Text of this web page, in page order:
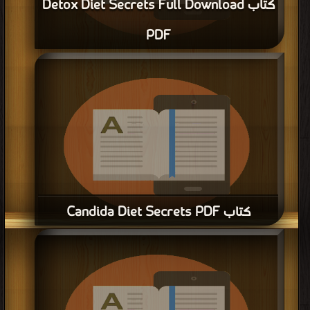
كتاب Detox Diet Secrets Full Download
PDF
قراءة و تحميل كتاب كتاب Detox Diet Secrets Full Download PDF مجانا | مكتبة
كتب في موقع| التحميل : مرة/مرات
كتاب Candida Diet Secrets PDF
قراءة و تحميل كتاب كتاب Candida Diet Secrets PDF مجانا | مكتبة >
كتب في
مجانا| التحميل : مرة/مرات